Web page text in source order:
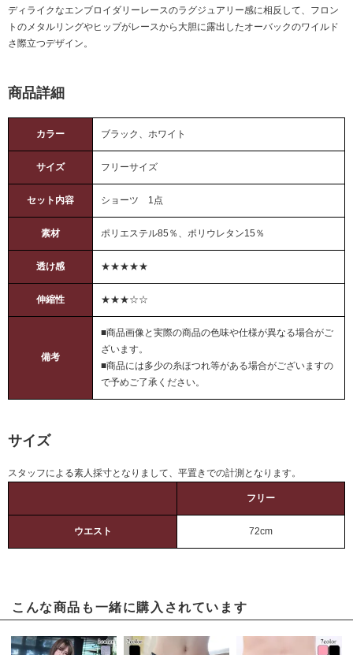
ディライクなエンブロイダリーレースのラグジュアリー感に相反して、フロン
トのメタルリングやヒップがレースから大胆に露出したオーバックのワイルド
さ際立つデザイン。
商品詳細
カラー ブラック、ホワイト
サイズ フリーサイズ
セット内容 ショーツ 1点
素材 ポリエステル85％、ポリウレタン15％
透け感 ★★★★★
伸縮性 ★★★☆☆
備考
■商品画像と実際の商品の色味や仕様が異なる場合がご
ざいます。
■商品には多少の糸ほつれ等がある場合がございますの
で予めご了承ください。
サイズ
スタッフによる素人採寸となりまして、平置きでの計測となります。
フリー
ウエスト 72cm
こんな商品も一緒に購入されています